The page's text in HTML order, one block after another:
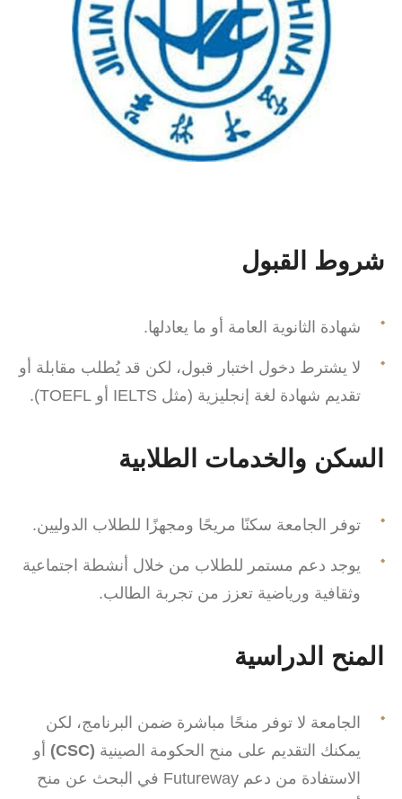
شروط القبول
شهادة الثانوية العامة أو ما يعادلها.
لا يشترط دخول اختبار قبول، لكن قد يُطلب مقابلة أو
تقديم شهادة لغة إنجليزية (مثل IELTS أو TOEFL).
السكن والخدمات الطلابية
توفر الجامعة سكنًا مريحًا ومجهزًا للطلاب الدوليين.
يوجد دعم مستمر للطلاب من خلال أنشطة اجتماعية
وثقافية ورياضية تعزز من تجربة الطالب.
المنح الدراسية
الجامعة لا توفر منحًا مباشرة ضمن البرنامج، لكن
يمكنك التقديم على منح الحكومة الصينية (CSC)
أو
الاستفادة من دعم Futureway في البحث عن منح